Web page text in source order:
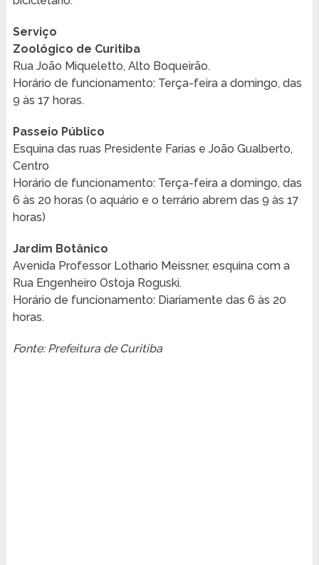
Serviço
Zoológico de Curitiba
Rua João Miqueletto, Alto Boqueirão.
Horário de funcionamento: Terça-feira a domingo, das
9 às 17 horas.
Passeio Público
Esquina das ruas Presidente Farias e João Gualberto,
Centro
Horário de funcionamento: Terça-feira a domingo, das
6 às 20 horas (o aquário e o terrário abrem das 9 às 17
horas)
Jardim Botânico
Avenida Professor Lothario Meissner, esquina com a
Rua Engenheiro Ostoja Roguski.
Horário de funcionamento: Diariamente das 6 às 20
horas.
Fonte: Prefeitura de Curitiba